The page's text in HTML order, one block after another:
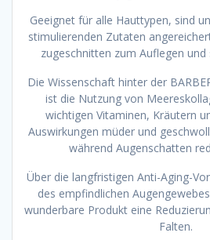
Geeignet für alle Hauttypen, sind
stimulierenden Zutaten
zugeschnitten zum Auflegen
Die Wissenschaft hinter der
ist die Nutzung von
wichtigen Vitaminen, Kräutern
Auswirkungen müder und
während Augenschatten
Über die langfristigen Anti-Aging-
des empfindlichen
wunderbare Produkt eine
Falten.